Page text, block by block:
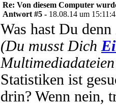
Re: Von diesem Computer
Antwort #5 - 18.08.14 um
Was hast Du
(Du musst Dich
Statistiken ist
drin? Wenn nein,